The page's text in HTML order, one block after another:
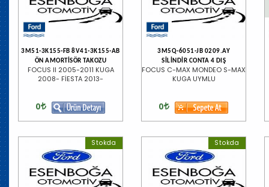
3M51-3K155-FB 8V41-3K155-AB
ÖN AMORTİSÖR TAKOZU
FOCUS II 2005-2011 KUGA
2008- FİESTA 2013-
0
3M5Q-6051-JB 0209.AY
SİLİNDİR CONTA 4 DIŞ
FOCUS C-MAX MONDEO S-MAX
KUGA UYMLU
0
Stokda Stokda